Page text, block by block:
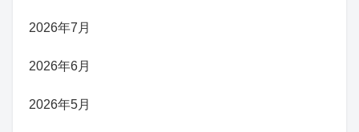
2026年7月
2026年6月
2026年5月